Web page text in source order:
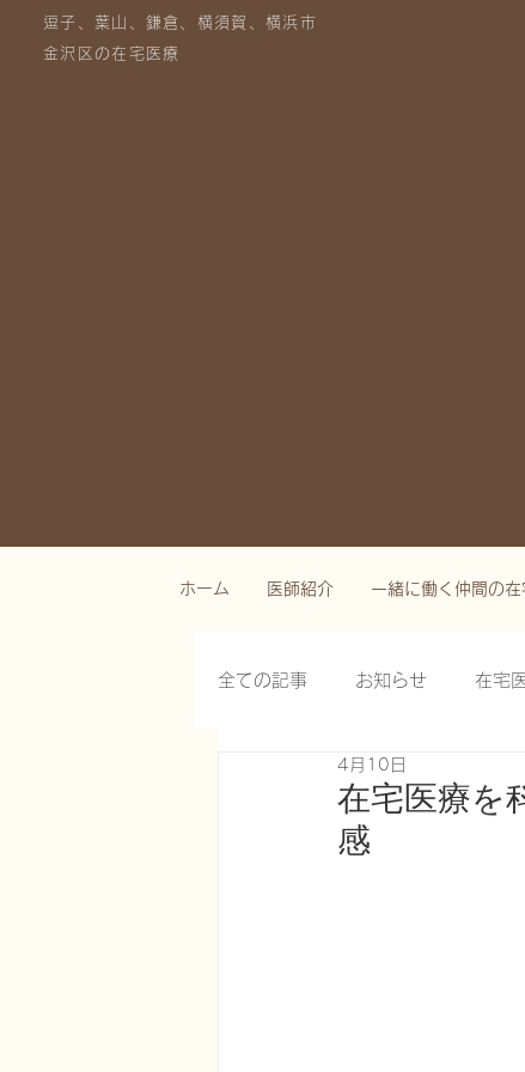
逗子、葉山、鎌倉、横須賀、横浜市
金沢区の在宅医療
ホーム 医師紹介 一緒に働く仲間の
全ての記事 お知らせ 在宅
栄養管理を科学する
在宅医療を
感
4月10日